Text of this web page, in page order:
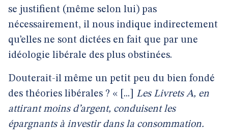
se justifient (même selon lui) pas
nécessairement, il nous indique indirectement
qu’elles ne sont dictées en fait que par une
idéologie libérale des plus obstinées.
Douterait-il même un petit peu du bien fondé
des théories libérales ? « [...] Les Livrets A, en
attirant moins d’argent, conduisent les
épargnants à investir dans la consommation.